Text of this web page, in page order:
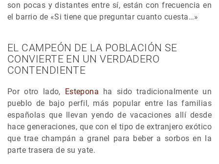
son pocas y distantes entre sí, están con frecuencia en
el barrio de «Si tiene que preguntar cuanto cuesta…»
EL CAMPEÓN DE LA POBLACIÓN SE
CONVIERTE EN UN VERDADERO
CONTENDIENTE
Por otro lado, Estepona ha sido tradicionalmente un
pueblo de bajo perfil, más popular entre las familias
españolas que llevan yendo de vacaciones allí desde
hace generaciones, que con el tipo de extranjero exótico
que trae champán a granel para beber a sorbos en la
parte trasera de su yate.